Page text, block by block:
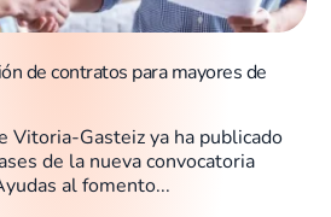
de contratos para mayores de
Vitoria-Gasteiz ya ha publicado
de la nueva convocatoria
al fomento...